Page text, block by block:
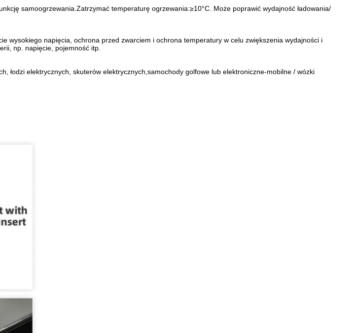
samoogrzewania.Zatrzymać temperaturę ogrzewania:≥10°C. Może poprawić wydajność ładowania/
wysokiego napięcia, ochrona przed zwarciem i ochrona temperatury w celu zwiększenia wydajności i
np. napięcie, pojemność itp.
łodzi elektrycznych, skuterów elektrycznych,samochody golfowe lub elektroniczne-mobilne / wózki